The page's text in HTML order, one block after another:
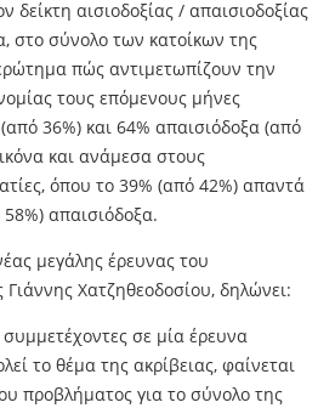
δείκτη αισιοδοξίας / απαισιοδοξίας
στο σύνολο των κατοίκων της
πώς αντιμετωπίζουν την
τους επόμενους μήνες
36%) και 64% απαισιόδοξα (από
και ανάμεσα στους
όπου το 39% (από 42%) απαντά
απαισιόδοξα.
μεγάλης έρευνας του
Χατζηθεοδοσίου, δηλώνει:
σε μία έρευνα
το θέμα της ακρίβειας, φαίνεται
προβλήματος για το σύνολο της